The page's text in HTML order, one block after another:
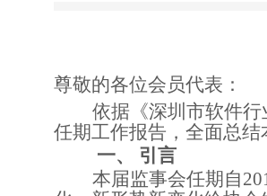
尊敬的各位会员代表：
依据《深圳市软件
任期工作报告，全面总
一、 引言
本届监事会任期自